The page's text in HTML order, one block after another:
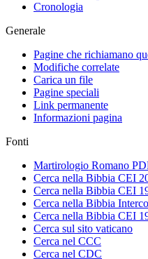
Cronologia
Generale
Pagine che richiamano
Modifiche correlate
Carica un file
Pagine speciali
Link permanente
Informazioni pagina
Fonti
Martirologio Romano
Cerca nella Bibbia CEI
Cerca nella Bibbia CEI
Cerca nella Bibbia
Cerca nella Bibbia CEI
Cerca sul sito vaticano
Cerca nel CCC
Cerca nel CDC